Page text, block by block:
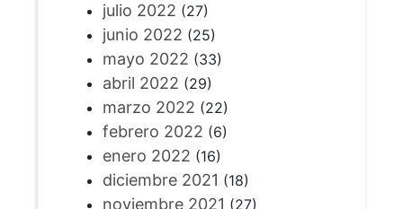
julio 2022 (27)
junio 2022 (25)
mayo 2022 (33)
abril 2022 (29)
marzo 2022 (22)
febrero 2022 (6)
enero 2022 (16)
diciembre 2021 (18)
noviembre 2021 (27)